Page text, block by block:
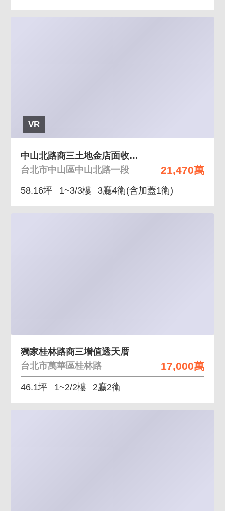
VR
21,470萬
中山北路商三土地金店面收租置產都更首選 面大馬路、
台北市中山區中山北路一段
58.16坪 1~3/3樓 3廳4衛(含加蓋1衛)
17,000萬
獨家桂林路商三增值透天厝
台北市萬華區桂林路
46.1坪 1~2/2樓 2廳2衛